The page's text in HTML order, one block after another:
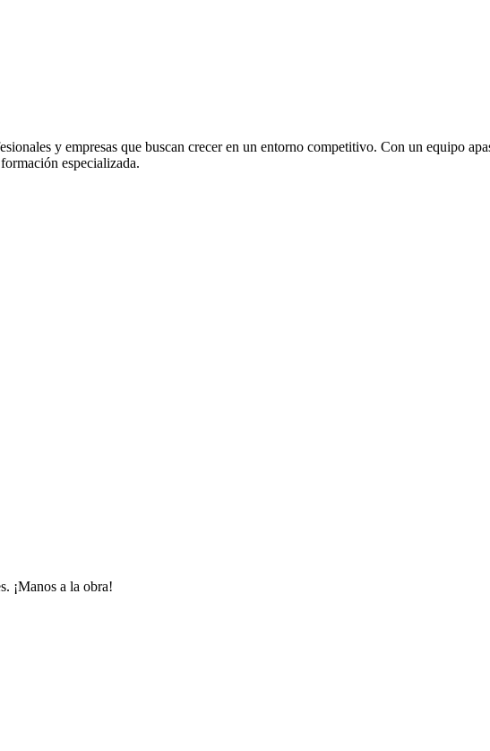
y empresas que buscan crecer en un entorno competitivo. Con un equipo
especializada.
¡Manos a la obra!